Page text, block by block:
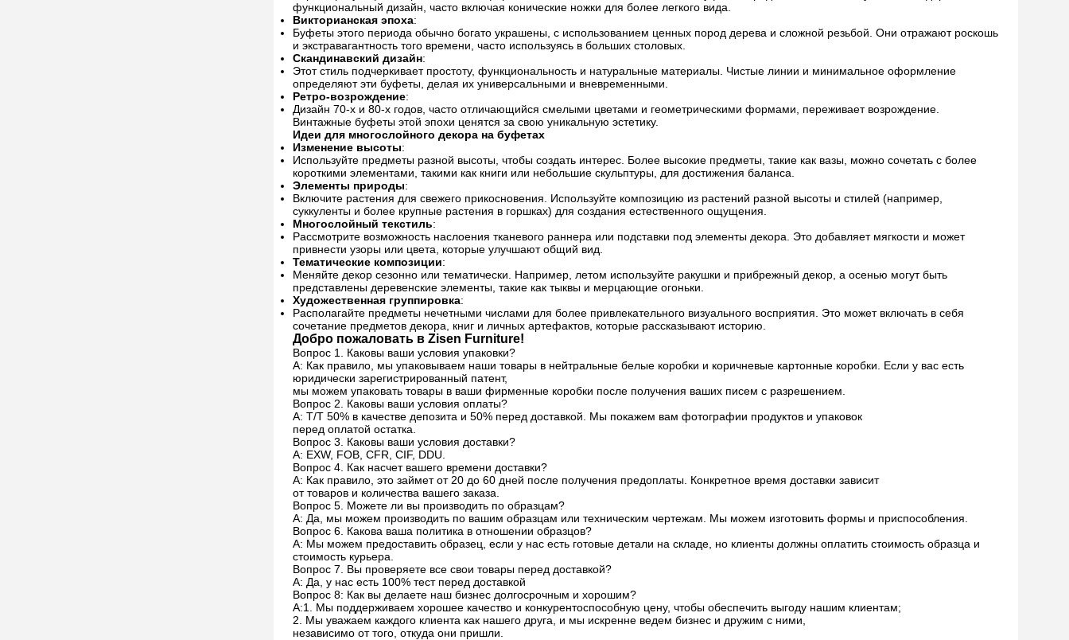
функциональный дизайн, часто включая конические ножки для более легкого вида.
Викторианская эпоха:
Буфеты этого периода обычно богато украшены, с использованием ценных пород дерева и сложной резьбой. Они отражают роскошь
и экстравагантность того времени, часто используясь в больших столовых.
Скандинавский дизайн:
Этот стиль подчеркивает простоту, функциональность и натуральные материалы. Чистые линии и минимальное оформление
определяют эти буфеты, делая их универсальными и вневременными.
Ретро-возрождение:
Дизайн 70-х и 80-х годов, часто отличающийся смелыми цветами и геометрическими формами, переживает возрождение.
Винтажные буфеты этой эпохи ценятся за свою уникальную эстетику.
Идеи для многослойного декора на буфетах
Изменение высоты:
Используйте предметы разной высоты, чтобы создать интерес. Более высокие предметы, такие как вазы, можно сочетать с более
короткими элементами, такими как книги или небольшие скульптуры, для достижения баланса.
Элементы природы:
Включите растения для свежего прикосновения. Используйте композицию из растений разной высоты и стилей (например,
суккуленты и более крупные растения в горшках) для создания естественного ощущения.
Многослойный текстиль:
Рассмотрите возможность наслоения тканевого раннера или подставки под элементы декора. Это добавляет мягкости и может
привнести узоры или цвета, которые улучшают общий вид.
Тематические композиции:
Меняйте декор сезонно или тематически. Например, летом используйте ракушки и прибрежный декор, а осенью могут быть
представлены деревенские элементы, такие как тыквы и мерцающие огоньки.
Художественная группировка:
Располагайте предметы нечетными числами для более привлекательного визуального восприятия. Это может включать в себя
сочетание предметов декора, книг и личных артефактов, которые рассказывают историю.
Добро пожаловать в Zisen Furniture!
Вопрос 1. Каковы ваши условия упаковки?
A: Как правило, мы упаковываем наши товары в нейтральные белые коробки и коричневые картонные коробки. Если у вас есть
юридически зарегистрированный патент,
мы можем упаковать товары в ваши фирменные коробки после получения ваших писем с разрешением.
Вопрос 2. Каковы ваши условия оплаты?
A: T/T 50% в качестве депозита и 50% перед доставкой. Мы покажем вам фотографии продуктов и упаковок
перед оплатой остатка.
Вопрос 3. Каковы ваши условия доставки?
A: EXW, FOB, CFR, CIF, DDU.
Вопрос 4. Как насчет вашего времени доставки?
A: Как правило, это займет от 20 до 60 дней после получения предоплаты. Конкретное время доставки зависит
от товаров и количества вашего заказа.
Вопрос 5. Можете ли вы производить по образцам?
A: Да, мы можем производить по вашим образцам или техническим чертежам. Мы можем изготовить формы и приспособления.
Вопрос 6. Какова ваша политика в отношении образцов?
A: Мы можем предоставить образец, если у нас есть готовые детали на складе, но клиенты должны оплатить стоимость образца и
стоимость курьера.
Вопрос 7. Вы проверяете все свои товары перед доставкой?
A: Да, у нас есть 100% тест перед доставкой
Вопрос 8: Как вы делаете наш бизнес долгосрочным и хорошим?
A:1. Мы поддерживаем хорошее качество и конкурентоспособную цену, чтобы обеспечить выгоду нашим клиентам;
2. Мы уважаем каждого клиента как нашего друга, и мы искренне ведем бизнес и дружим с ними,
независимо от того, откуда они пришли.